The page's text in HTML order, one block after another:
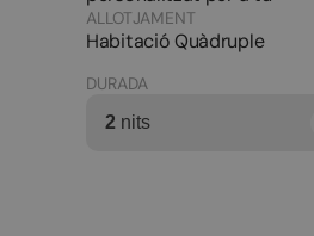
ALLOTJAMENT
Habitació Quàdruple
DURADA
2 nits